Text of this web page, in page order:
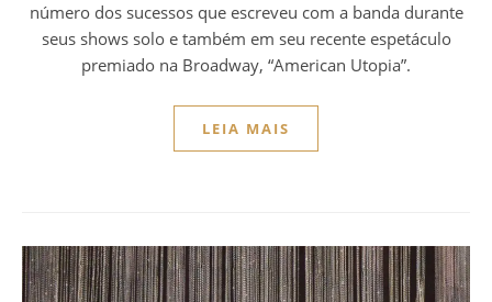
número dos sucessos que escreveu com a banda durante
seus shows solo e também em seu recente espetáculo
premiado na Broadway, “American Utopia”.
LEIA MAIS